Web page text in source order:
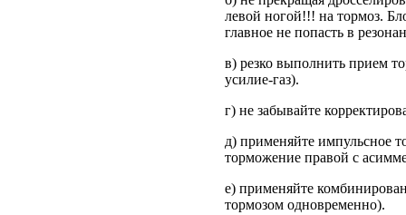
левой ногой!!! на тормоз.
главное не попасть в
в) резко выполнить прием
усилие-газ).
г) не забывайте
д) применяйте импульсное
торможение правой с
е) применяйте
тормозом одновременно).